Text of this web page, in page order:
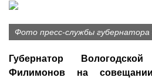
Фото пресс-службы
Губернатор
Филимонов на